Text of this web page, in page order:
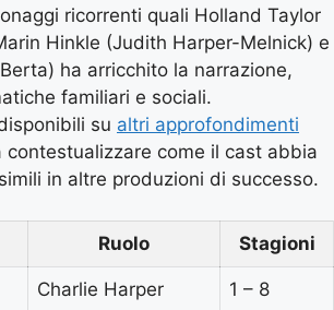
ricorrenti quali Holland Taylor
Hinkle (Judith Harper-Melnick) e
ha arricchito la narrazione,
familiari e sociali.
su altri approfondimenti
contestualizzare come il cast abbia
in altre produzioni di successo.
Ruolo Stagioni
Charlie Harper 1 – 8